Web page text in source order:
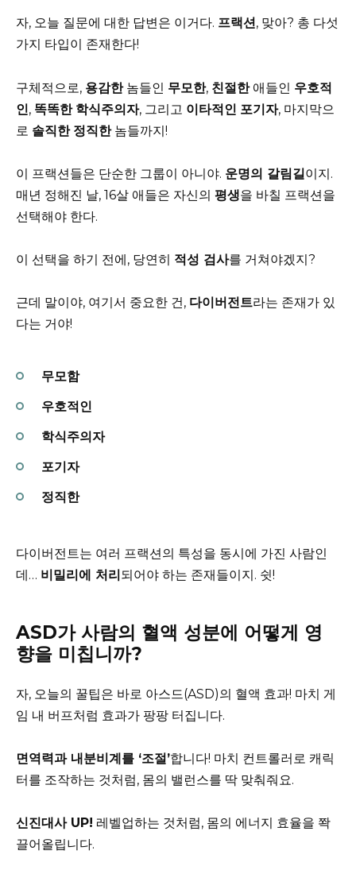
자, 오늘 질문에 대한 답변은 이거다. 프랙션, 맞아? 총 다섯
가지 타입이 존재한다!
구체적으로, 용감한놈들인 무모한, 친절한애들인 우호적
인, 똑똑한 학식주의자, 그리고 이타적인 포기자, 마지막으
로 솔직한 정직한놈들까지!
이 프랙션들은 단순한 그룹이 아니야. 운명의 갈림길이지.
매년 정해진 날, 16살 애들은 자신의 평생을 바칠 프랙션을
선택해야 한다.
이 선택을 하기 전에, 당연히 적성 검사를 거쳐야겠지?
근데 말이야, 여기서 중요한 건, 다이버전트라는 존재가 있
다는 거야!
무모함
우호적인
학식주의자
포기자
정직한
다이버전트는 여러 프랙션의 특성을 동시에 가진 사람인
데… 비밀리에 처리되어야 하는 존재들이지. 쉿!
ASD가 사람의 혈액 성분에 어떻게 영
향을 미칩니까?
자, 오늘의 꿀팁은 바로 아스드(ASD)의 혈액 효과! 마치 게
임 내 버프처럼 효과가 팡팡 터집니다.
면역력과 내분비계를 ‘조절’합니다! 마치 컨트롤러로 캐릭
터를 조작하는 것처럼, 몸의 밸런스를 딱 맞춰줘요.
신진대사 UP! 레벨업하는 것처럼, 몸의 에너지 효율을 쫙
끌어올립니다.